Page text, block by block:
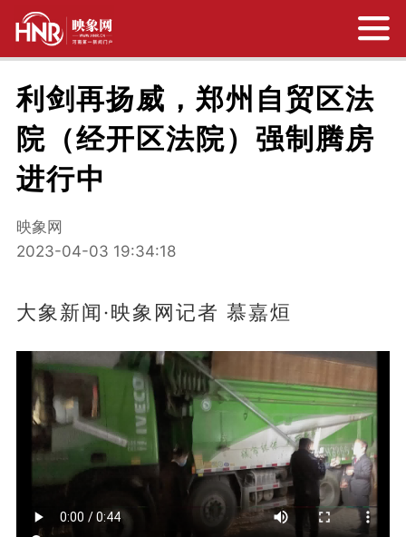
利剑再扬威，郑州自贸区法
院（经开区法院）强制腾房
进行中
映象网
2023-04-03 19:34:18
大象新闻·映象网记者 慕嘉烜